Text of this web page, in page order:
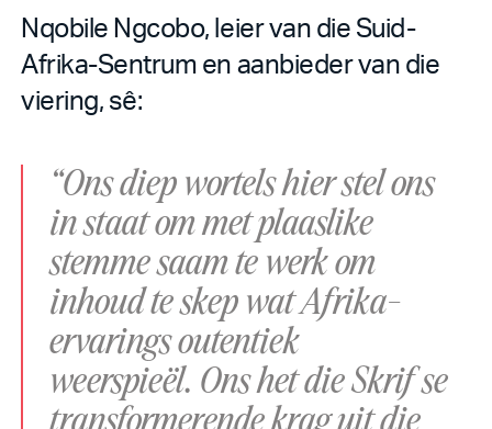
Nqobile Ngcobo, leier van die Suid-
Afrika-Sentrum en aanbieder van die
viering, sê:
“Ons diep wortels hier stel ons
in staat om met plaaslike
stemme saam te werk om
inhoud te skep wat Afrika-
ervarings outentiek
weerspieël. Ons het die Skrif se
transformerende krag uit die